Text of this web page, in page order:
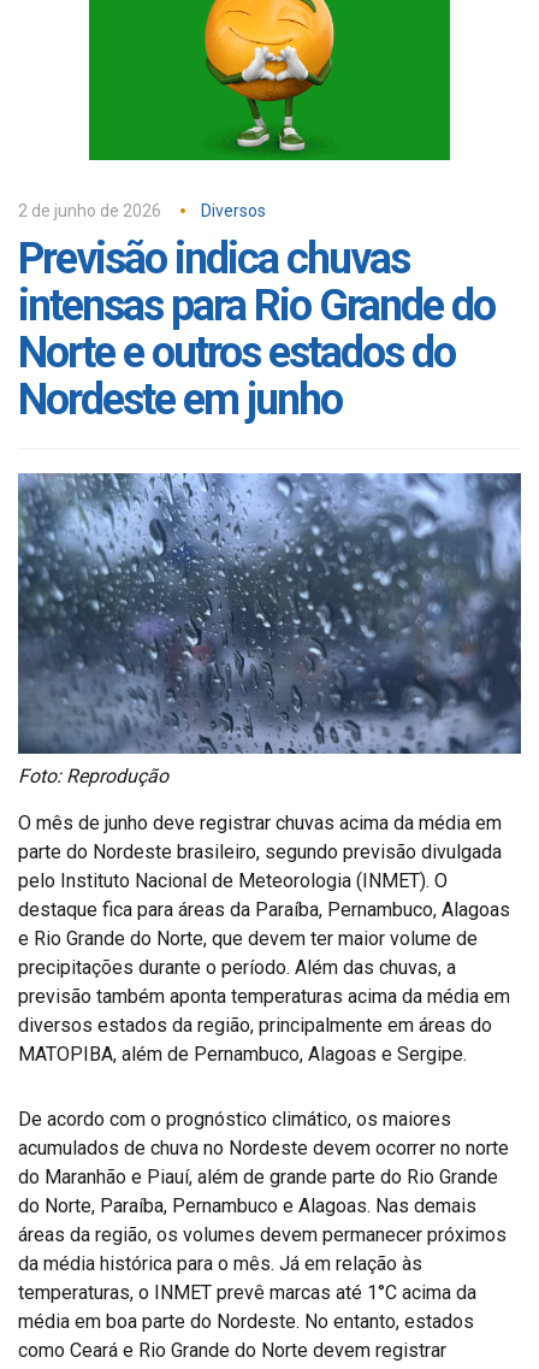
2 de junho de 2026 Diversos
Previsão indica chuvas
intensas para Rio Grande do
Norte e outros estados do
Nordeste em junho
Foto: Reprodução
O mês de junho deve registrar chuvas acima da média em
parte do Nordeste brasileiro, segundo previsão divulgada
pelo Instituto Nacional de Meteorologia (INMET). O
destaque fica para áreas da Paraíba, Pernambuco, Alagoas
e Rio Grande do Norte, que devem ter maior volume de
precipitações durante o período. Além das chuvas, a
previsão também aponta temperaturas acima da média em
diversos estados da região, principalmente em áreas do
MATOPIBA, além de Pernambuco, Alagoas e Sergipe.
De acordo com o prognóstico climático, os maiores
acumulados de chuva no Nordeste devem ocorrer no norte
do Maranhão e Piauí, além de grande parte do Rio Grande
do Norte, Paraíba, Pernambuco e Alagoas. Nas demais
áreas da região, os volumes devem permanecer próximos
da média histórica para o mês. Já em relação às
temperaturas, o INMET prevê marcas até 1°C acima da
média em boa parte do Nordeste. No entanto, estados
como Ceará e Rio Grande do Norte devem registrar